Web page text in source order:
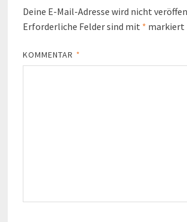
Deine E-Mail-Adresse wird nicht
Erforderliche Felder sind mit * markiert
KOMMENTAR *